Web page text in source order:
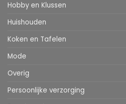
Hobby en Klussen
Huishouden
Koken en Tafelen
Mode
Overig
Persoonlijke verzorging